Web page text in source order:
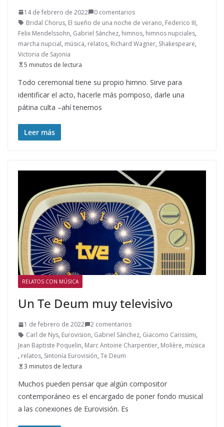
14 de febrero de 2022
0 comentarios
Bridal Chorus, El sueño de una noche de verano, Federico III,
Felix Mendelssohn, Gabriel Sánchez, himnos, himnos nupciales,
marcha nupcial, música, relatos, Richard Wagner, Shakespeare,
Victoria de Sajonia
5 minutos de lectura
Todo ceremonial tiene su propio himno. Sirve para
identificar el acto, hacerle más pomposo, darle una
pátina culta –ahí tenemos
Leer más
RELATOS CON MÚSICA
Un Te Deum muy televisivo
1 de febrero de 2022
2 comentarios
Carl de Nys, Eurovision, Gabriel Sánchez, Giacomo Carissimi,
Jean Baptiste Poquelin, Marc Antoine Charpentier, Molière, música
, relatos, Sintonía Eurovisión, Te Deum
3 minutos de lectura
Muchos pueden pensar que algún compositor
contemporáneo es el encargado de poner fondo musical
a las conexiones de Eurovisión. Es